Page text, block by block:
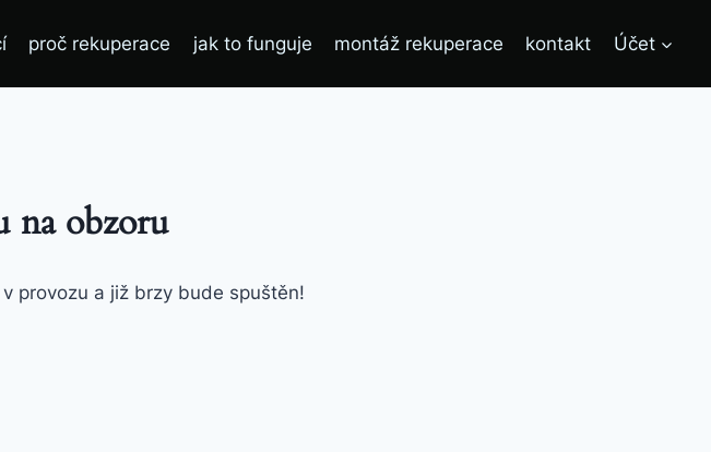
proč rekuperace jak to funguje montáž rekuperace kontakt Účet
na obzoru
provozu a již brzy bude spuštěn!